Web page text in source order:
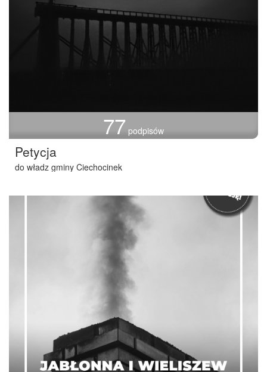
77 podpisów
Petycja
do władz gminy Ciechocinek